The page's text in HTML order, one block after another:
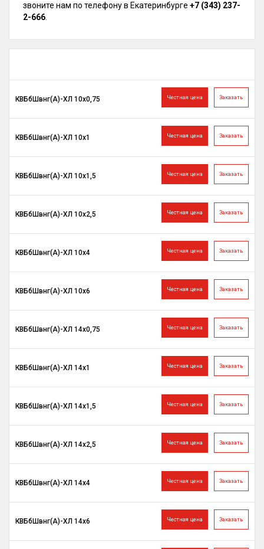
звоните нам по телефону в Екатеринбурге +7 (343) 237-
2-666.
Заказать
Честная цена
КВБбШвнг(A)-ХЛ 10х0,75
Заказать
Честная цена
КВБбШвнг(A)-ХЛ 10х1
Заказать
Честная цена
КВБбШвнг(A)-ХЛ 10х1,5
Заказать
Честная цена
КВБбШвнг(A)-ХЛ 10х2,5
Заказать
Честная цена
КВБбШвнг(A)-ХЛ 10х4
Заказать
Честная цена
КВБбШвнг(A)-ХЛ 10х6
Заказать
Честная цена
КВБбШвнг(A)-ХЛ 14х0,75
Заказать
Честная цена
КВБбШвнг(A)-ХЛ 14х1
Заказать
Честная цена
КВБбШвнг(A)-ХЛ 14х1,5
Заказать
Честная цена
КВБбШвнг(A)-ХЛ 14х2,5
Заказать
Честная цена
КВБбШвнг(A)-ХЛ 14х4
Заказать
Честная цена
КВБбШвнг(A)-ХЛ 14х6